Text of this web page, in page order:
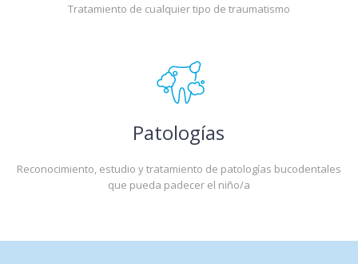
Tratamiento de cualquier tipo de traumatismo
Patologías
Reconocimiento, estudio y tratamiento de patologías bucodentales
que pueda padecer el niño/a